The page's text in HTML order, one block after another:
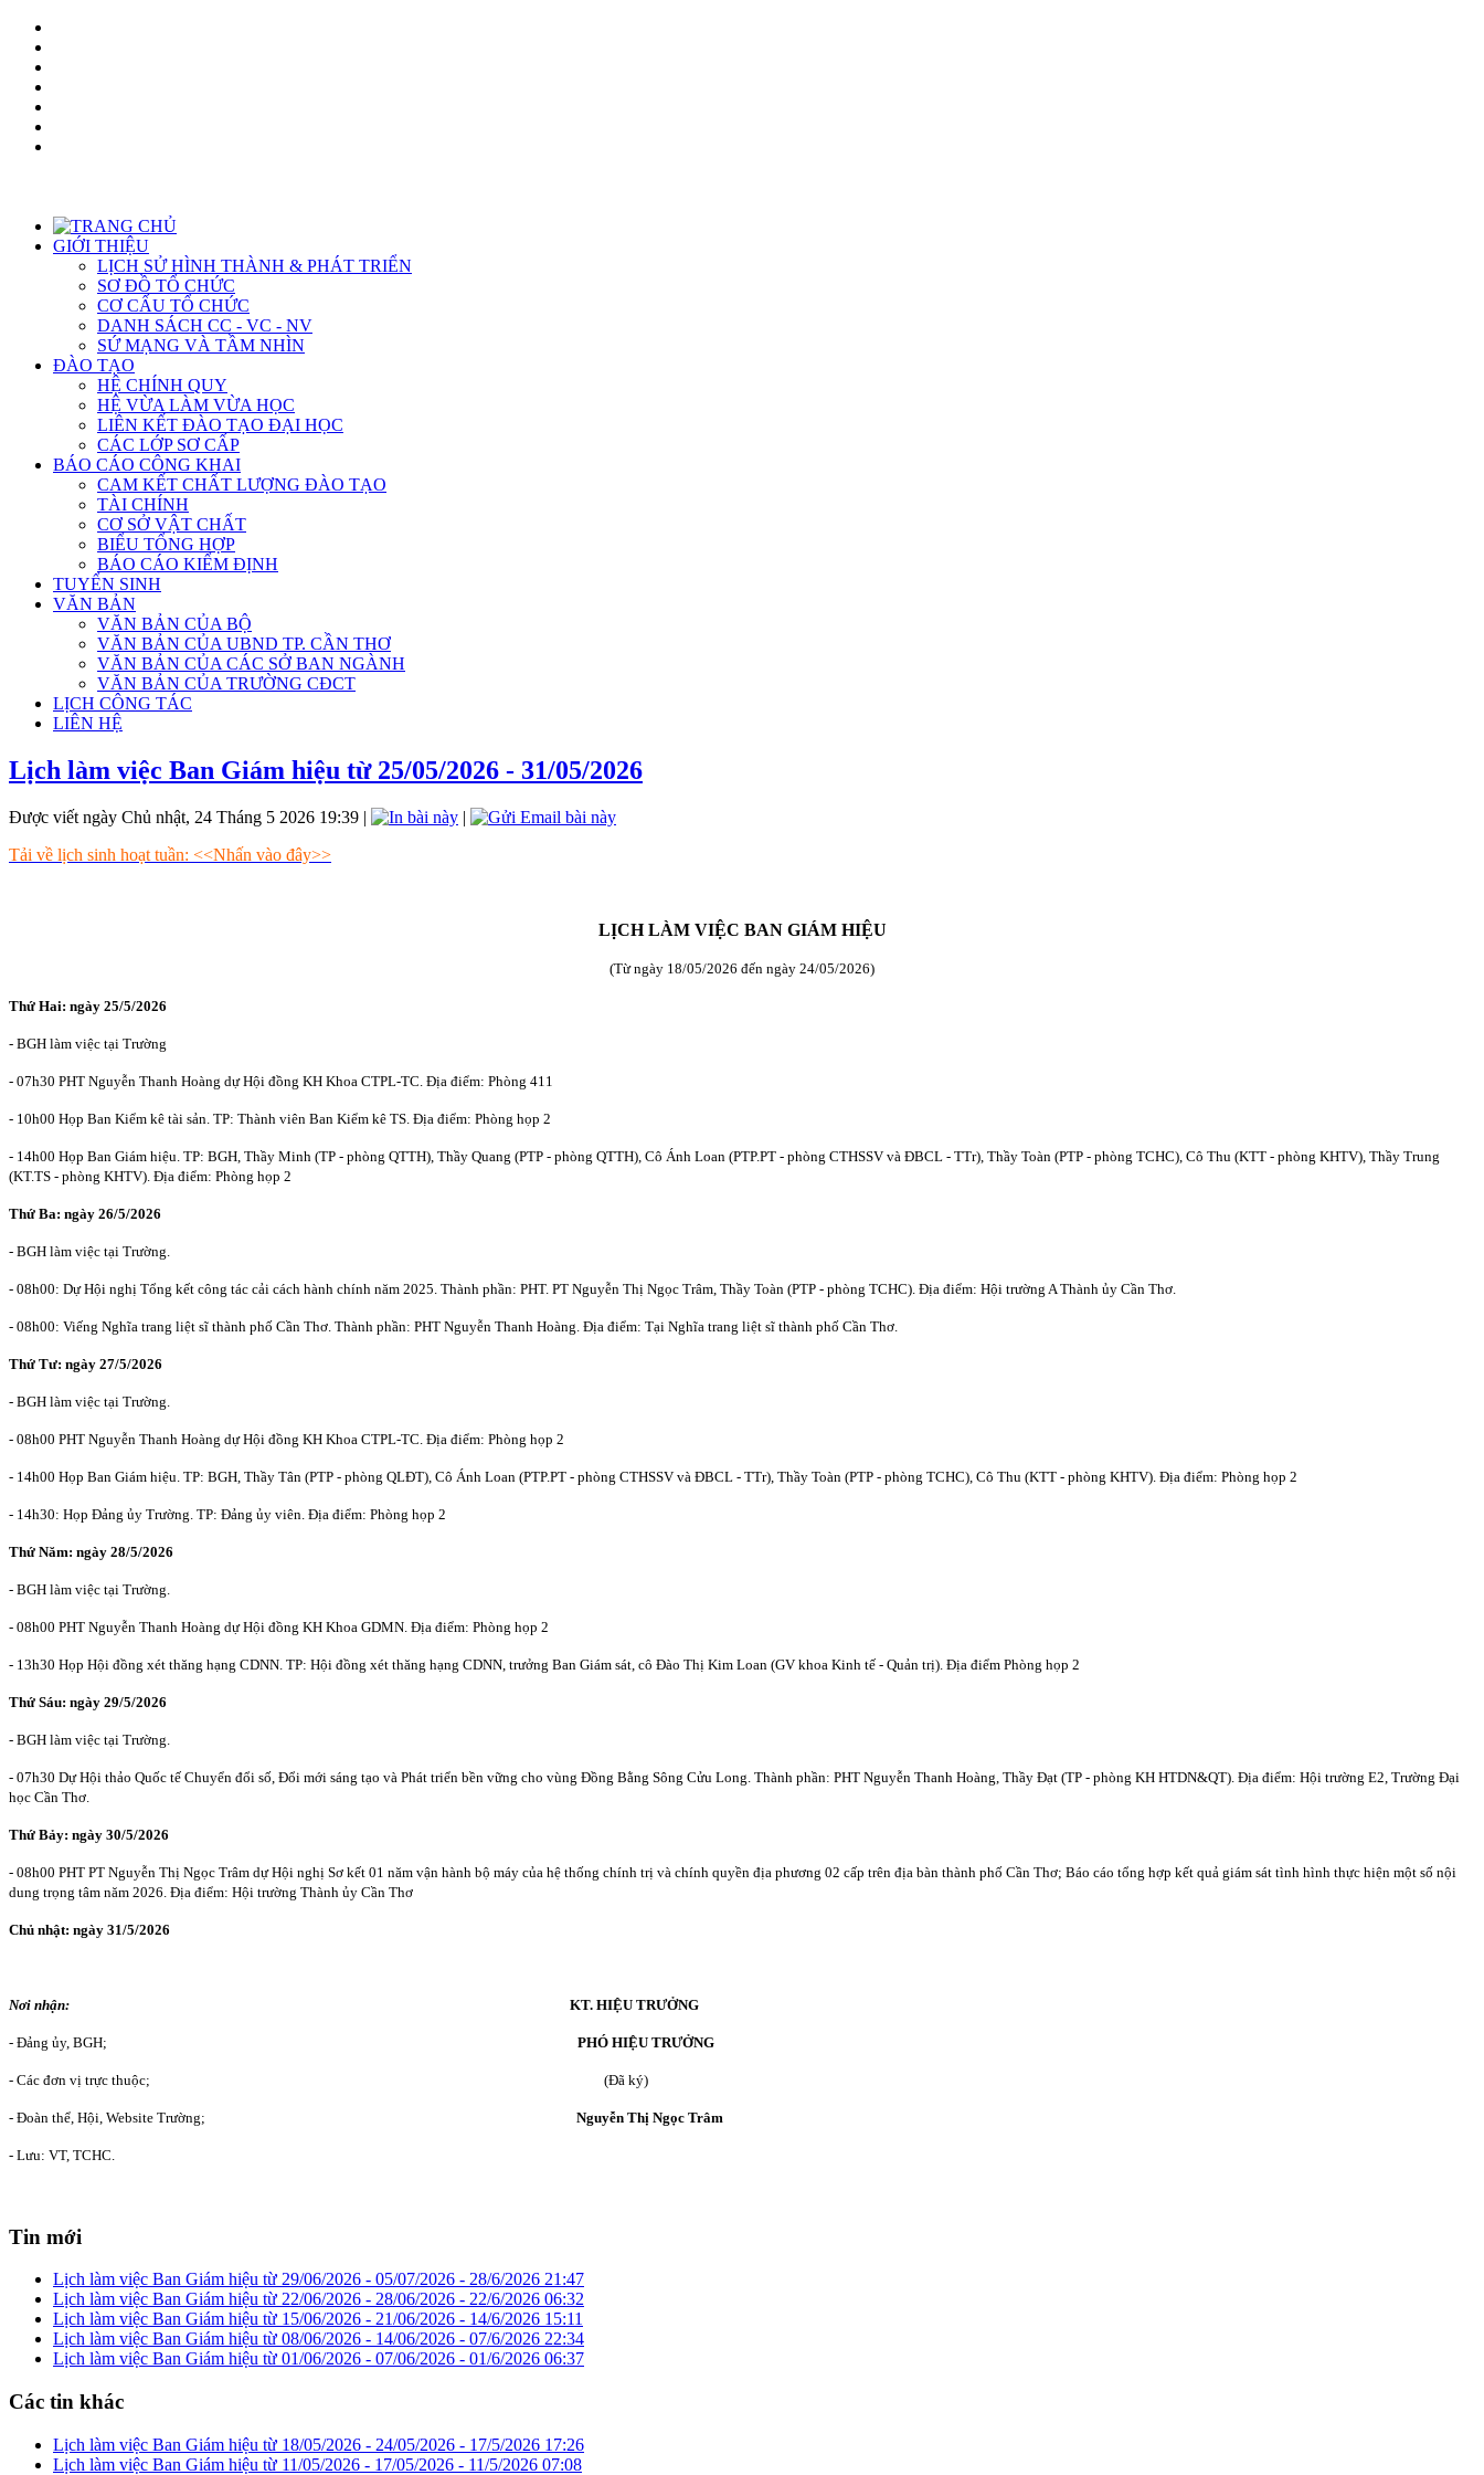
GIỚI THIỆU
LỊCH SỬ HÌNH THÀNH & PHÁT TRIỂN
SƠ ĐỒ TỔ CHỨC
CƠ CẤU TỔ CHỨC
DANH SÁCH CC - VC - NV
SỨ MẠNG VÀ TẦM NHÌN
ĐÀO TẠO
HỆ CHÍNH QUY
HỆ VỪA LÀM VỪA HỌC
LIÊN KẾT ĐÀO TẠO ĐẠI HỌC
CÁC LỚP SƠ CẤP
BÁO CÁO CÔNG KHAI
CAM KẾT CHẤT LƯỢNG ĐÀO TẠO
TÀI CHÍNH
CƠ SỞ VẬT CHẤT
BIỂU TỔNG HỢP
BÁO CÁO KIỂM ĐỊNH
TUYỂN SINH
VĂN BẢN
VĂN BẢN CỦA BỘ
VĂN BẢN CỦA UBND TP. CẦN THƠ
VĂN BẢN CỦA CÁC SỞ BAN NGÀNH
VĂN BẢN CỦA TRƯỜNG CĐCT
LỊCH CÔNG TÁC
LIÊN HỆ
Lịch làm việc Ban Giám hiệu từ 25/05/2026 - 31/05/2026
Được viết ngày Chủ nhật, 24 Tháng 5 2026 19:39 |
|
Tải về lịch sinh hoạt tuần: <<Nhấn vào đây>>
LỊCH LÀM VIỆC BAN GIÁM HIỆU
(Từ ngày 18/05/2026 đến ngày 24/05/2026)
Thứ Hai: ngày 25/5/2026
- BGH làm việc tại Trường
- 07h30 PHT Nguyễn Thanh Hoàng dự Hội đồng KH Khoa CTPL-TC. Địa điểm: Phòng 411
- 10h00 Họp Ban Kiểm kê tài sản. TP: Thành viên Ban Kiểm kê TS. Địa điểm: Phòng họp 2
- 14h00 Họp Ban Giám hiệu. TP: BGH, Thầy Minh (TP - phòng QTTH), Thầy Quang (PTP - phòng QTTH), Cô Ánh Loan (PTP.PT - phòng CTHSSV và ĐBCL - TTr), Thầy Toàn (PTP - phòng TCHC), Cô Thu (KTT - phòng KHTV), Thầy Trung
(KT.TS - phòng KHTV). Địa điểm: Phòng họp 2
Thứ Ba: ngày 26/5/2026
- BGH làm việc tại Trường.
- 08h00: Dự Hội nghị Tổng kết công tác cải cách hành chính năm 2025. Thành phần: PHT. PT Nguyễn Thị Ngọc Trâm, Thầy Toàn (PTP - phòng TCHC). Địa điểm: Hội trường A Thành ủy Cần Thơ.
- 08h00: Viếng Nghĩa trang liệt sĩ thành phố Cần Thơ. Thành phần: PHT Nguyễn Thanh Hoàng. Địa điểm: Tại Nghĩa trang liệt sĩ thành phố Cần Thơ.
Thứ Tư: ngày 27/5/2026
- BGH làm việc tại Trường.
- 08h00 PHT Nguyễn Thanh Hoàng dự Hội đồng KH Khoa CTPL-TC. Địa điểm: Phòng họp 2
- 14h00 Họp Ban Giám hiệu. TP: BGH, Thầy Tân (PTP - phòng QLĐT), Cô Ánh Loan (PTP.PT - phòng CTHSSV và ĐBCL - TTr), Thầy Toàn (PTP - phòng TCHC), Cô Thu (KTT - phòng KHTV). Địa điểm: Phòng họp 2
- 14h30: Họp Đảng ủy Trường. TP: Đảng ủy viên. Địa điểm: Phòng họp 2
Thứ Năm: ngày 28/5/2026
- BGH làm việc tại Trường.
- 08h00 PHT Nguyễn Thanh Hoàng dự Hội đồng KH Khoa GDMN. Địa điểm: Phòng họp 2
- 13h30 Họp Hội đồng xét thăng hạng CDNN. TP: Hội đồng xét thăng hạng CDNN, trưởng Ban Giám sát, cô Đào Thị Kim Loan (GV khoa Kinh tế - Quản trị). Địa điểm Phòng họp 2
Thứ Sáu: ngày 29/5/2026
- BGH làm việc tại Trường.
- 07h30 Dự Hội thảo Quốc tế Chuyển đổi số, Đổi mới sáng tạo và Phát triển bền vững cho vùng Đồng Bằng Sông Cửu Long. Thành phần: PHT Nguyễn Thanh Hoàng, Thầy Đạt (TP - phòng KH HTDN&QT). Địa điểm: Hội trường E2, Trường Đại
học Cần Thơ.
Thứ Bảy: ngày 30/5/2026
- 08h00 PHT PT Nguyễn Thị Ngọc Trâm dự Hội nghị Sơ kết 01 năm vận hành bộ máy của hệ thống chính trị và chính quyền địa phương 02 cấp trên địa bàn thành phố Cần Thơ; Báo cáo tổng hợp kết quả giám sát tình hình thực hiện một số nội
dung trọng tâm năm 2026. Địa điểm: Hội trường Thành ủy Cần Thơ
Chủ nhật: ngày 31/5/2026
Nơi nhận: KT. HIỆU TRƯỞNG
- Đảng ủy, BGH; PHÓ HIỆU TRƯỞNG
- Các đơn vị trực thuộc; (Đã ký)
- Đoàn thể, Hội, Website Trường; Nguyễn Thị Ngọc Trâm
- Lưu: VT, TCHC.
Tin mới
Lịch làm việc Ban Giám hiệu từ 29/06/2026 - 05/07/2026 - 28/6/2026 21:47
Lịch làm việc Ban Giám hiệu từ 22/06/2026 - 28/06/2026 - 22/6/2026 06:32
Lịch làm việc Ban Giám hiệu từ 15/06/2026 - 21/06/2026 - 14/6/2026 15:11
Lịch làm việc Ban Giám hiệu từ 08/06/2026 - 14/06/2026 - 07/6/2026 22:34
Lịch làm việc Ban Giám hiệu từ 01/06/2026 - 07/06/2026 - 01/6/2026 06:37
Các tin khác
Lịch làm việc Ban Giám hiệu từ 18/05/2026 - 24/05/2026 - 17/5/2026 17:26
Lịch làm việc Ban Giám hiệu từ 11/05/2026 - 17/05/2026 - 11/5/2026 07:08